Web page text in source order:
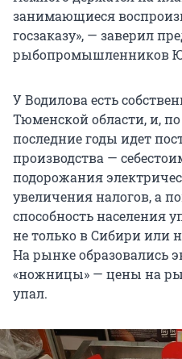
занимающиеся
госзаказу», — заверил
рыбопромышленников
У Водилова есть
Тюменской области, и,
последние годы идет
производства —
подорожания
увеличения налогов, а
способность населения
не только в Сибири или
На рынке образовались
«ножницы» — цены на
упал.